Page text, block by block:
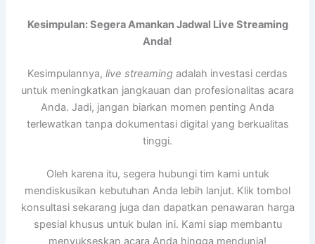
Kesimpulan: Segera Amankan Jadwal Live Streaming
Anda!
Kesimpulannya, live streaming adalah investasi cerdas
untuk meningkatkan jangkauan dan profesionalitas acara
Anda. Jadi, jangan biarkan momen penting Anda
terlewatkan tanpa dokumentasi digital yang berkualitas
tinggi.
Oleh karena itu, segera hubungi tim kami untuk
mendiskusikan kebutuhan Anda lebih lanjut. Klik tombol
konsultasi sekarang juga dan dapatkan penawaran harga
spesial khusus untuk bulan ini. Kami siap membantu
menyukseskan acara Anda hingga mendunia!